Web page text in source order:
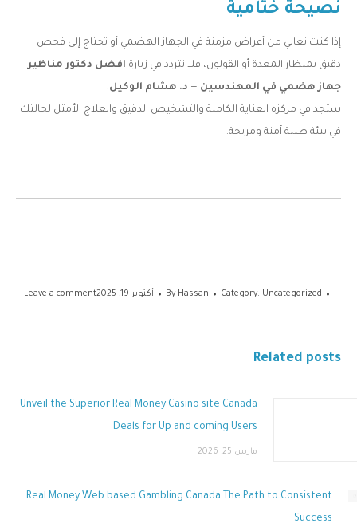
نصيحة ختامية
إذا كنت تعاني من أعراض مزمنة في الجهاز الهضمي أو تحتاج إلى فحص
دقيق بمنظار المعدة أو القولون، فلا تتردد في زيارة افضل دكتور مناظير
جهاز هضمي في المهندسين — د. هشام الوكيل.
ستجد في مركزه العناية الكاملة والتشخيص الدقيق والعلاج الأمثل لحالتك
في بيئة طبية آمنة ومريحة.
Category: Uncategorized
By Hassan أكتوبر 19, 2025 Leave a comment
Related posts
Unveil the Superior Real Money Casino site Canada
Deals for Up and coming Users
مارس 25, 2026
Real Money Web based Gambling Canada The Path to Consistent
Success